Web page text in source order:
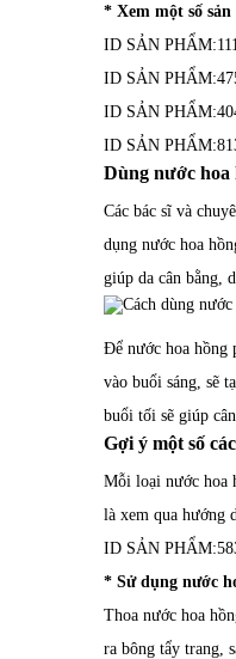
* Xem một số
ID SẢN PHẨM:
ID SẢN PHẨM:
ID SẢN PHẨM:
ID SẢN PHẨM:
Dùng nước hoa
Các bác sĩ và
dụng nước hoa
giúp da cân bằng,
Để nước hoa hồng
vào buổi sáng, sẽ
buổi tối sẽ giúp
Gợi ý một số
Mỗi loại nước hoa
là xem qua hướng
ID SẢN PHẨM:
* Sử dụng nước
Thoa nước hoa
ra bông tẩy trang,